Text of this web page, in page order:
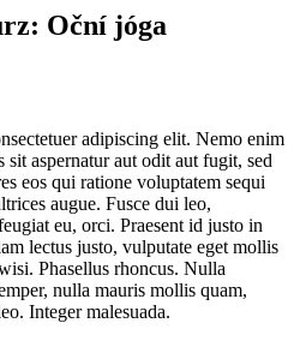
Oční jóga
adipiscing elit. Nemo enim
aspernatur aut odit aut fugit, sed
eos qui ratione voluptatem sequi
augue. Fusce dui leo,
eu, orci. Praesent id justo in
lectus justo, vulputate eget mollis
Phasellus rhoncus. Nulla
nulla mauris mollis quam,
Integer malesuada.